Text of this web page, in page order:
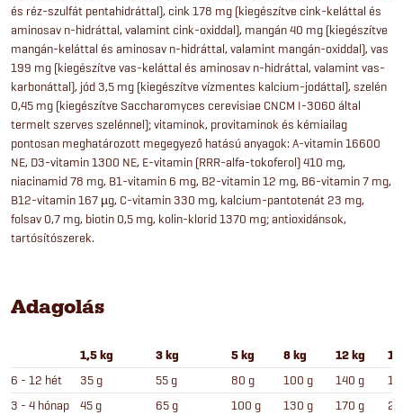
és réz-szulfát pentahidráttal), cink 178 mg (kiegészítve cink-keláttal és
aminosav n-hidráttal, valamint cink-oxiddal), mangán 40 mg (kiegészítve
mangán-keláttal és aminosav n-hidráttal, valamint mangán-oxiddal), vas
199 mg (kiegészítve vas-keláttal és aminosav n-hidráttal, valamint vas-
karbonáttal), jód 3,5 mg (kiegészítve vízmentes kalcium-jodáttal), szelén
0,45 mg (kiegészítve Saccharomyces cerevisiae CNCM I-3060 által
termelt szerves szelénnel); vitaminok, provitaminok és kémiailag
pontosan meghatározott megegyező hatású anyagok: A-vitamin 16600
NE, D3-vitamin 1300 NE, E-vitamin (RRR-alfa-tokoferol) 410 mg,
niacinamid 78 mg, B1-vitamin 6 mg, B2-vitamin 12 mg, B6-vitamin 7 mg,
B12-vitamin 167 µg, C-vitamin 330 mg, kalcium-pantotenát 23 mg,
folsav 0,7 mg, biotin 0,5 mg, kolin-klorid 1370 mg; antioxidánsok,
tartósítószerek.
Adagolás
1,5 kg 3 kg 5 kg 8 kg 12 kg
6 - 12 hét 35 g 55 g 80 g 100 g 140 g
3 - 4 hónap
45 g 65 g 100 g 130 g 170 g